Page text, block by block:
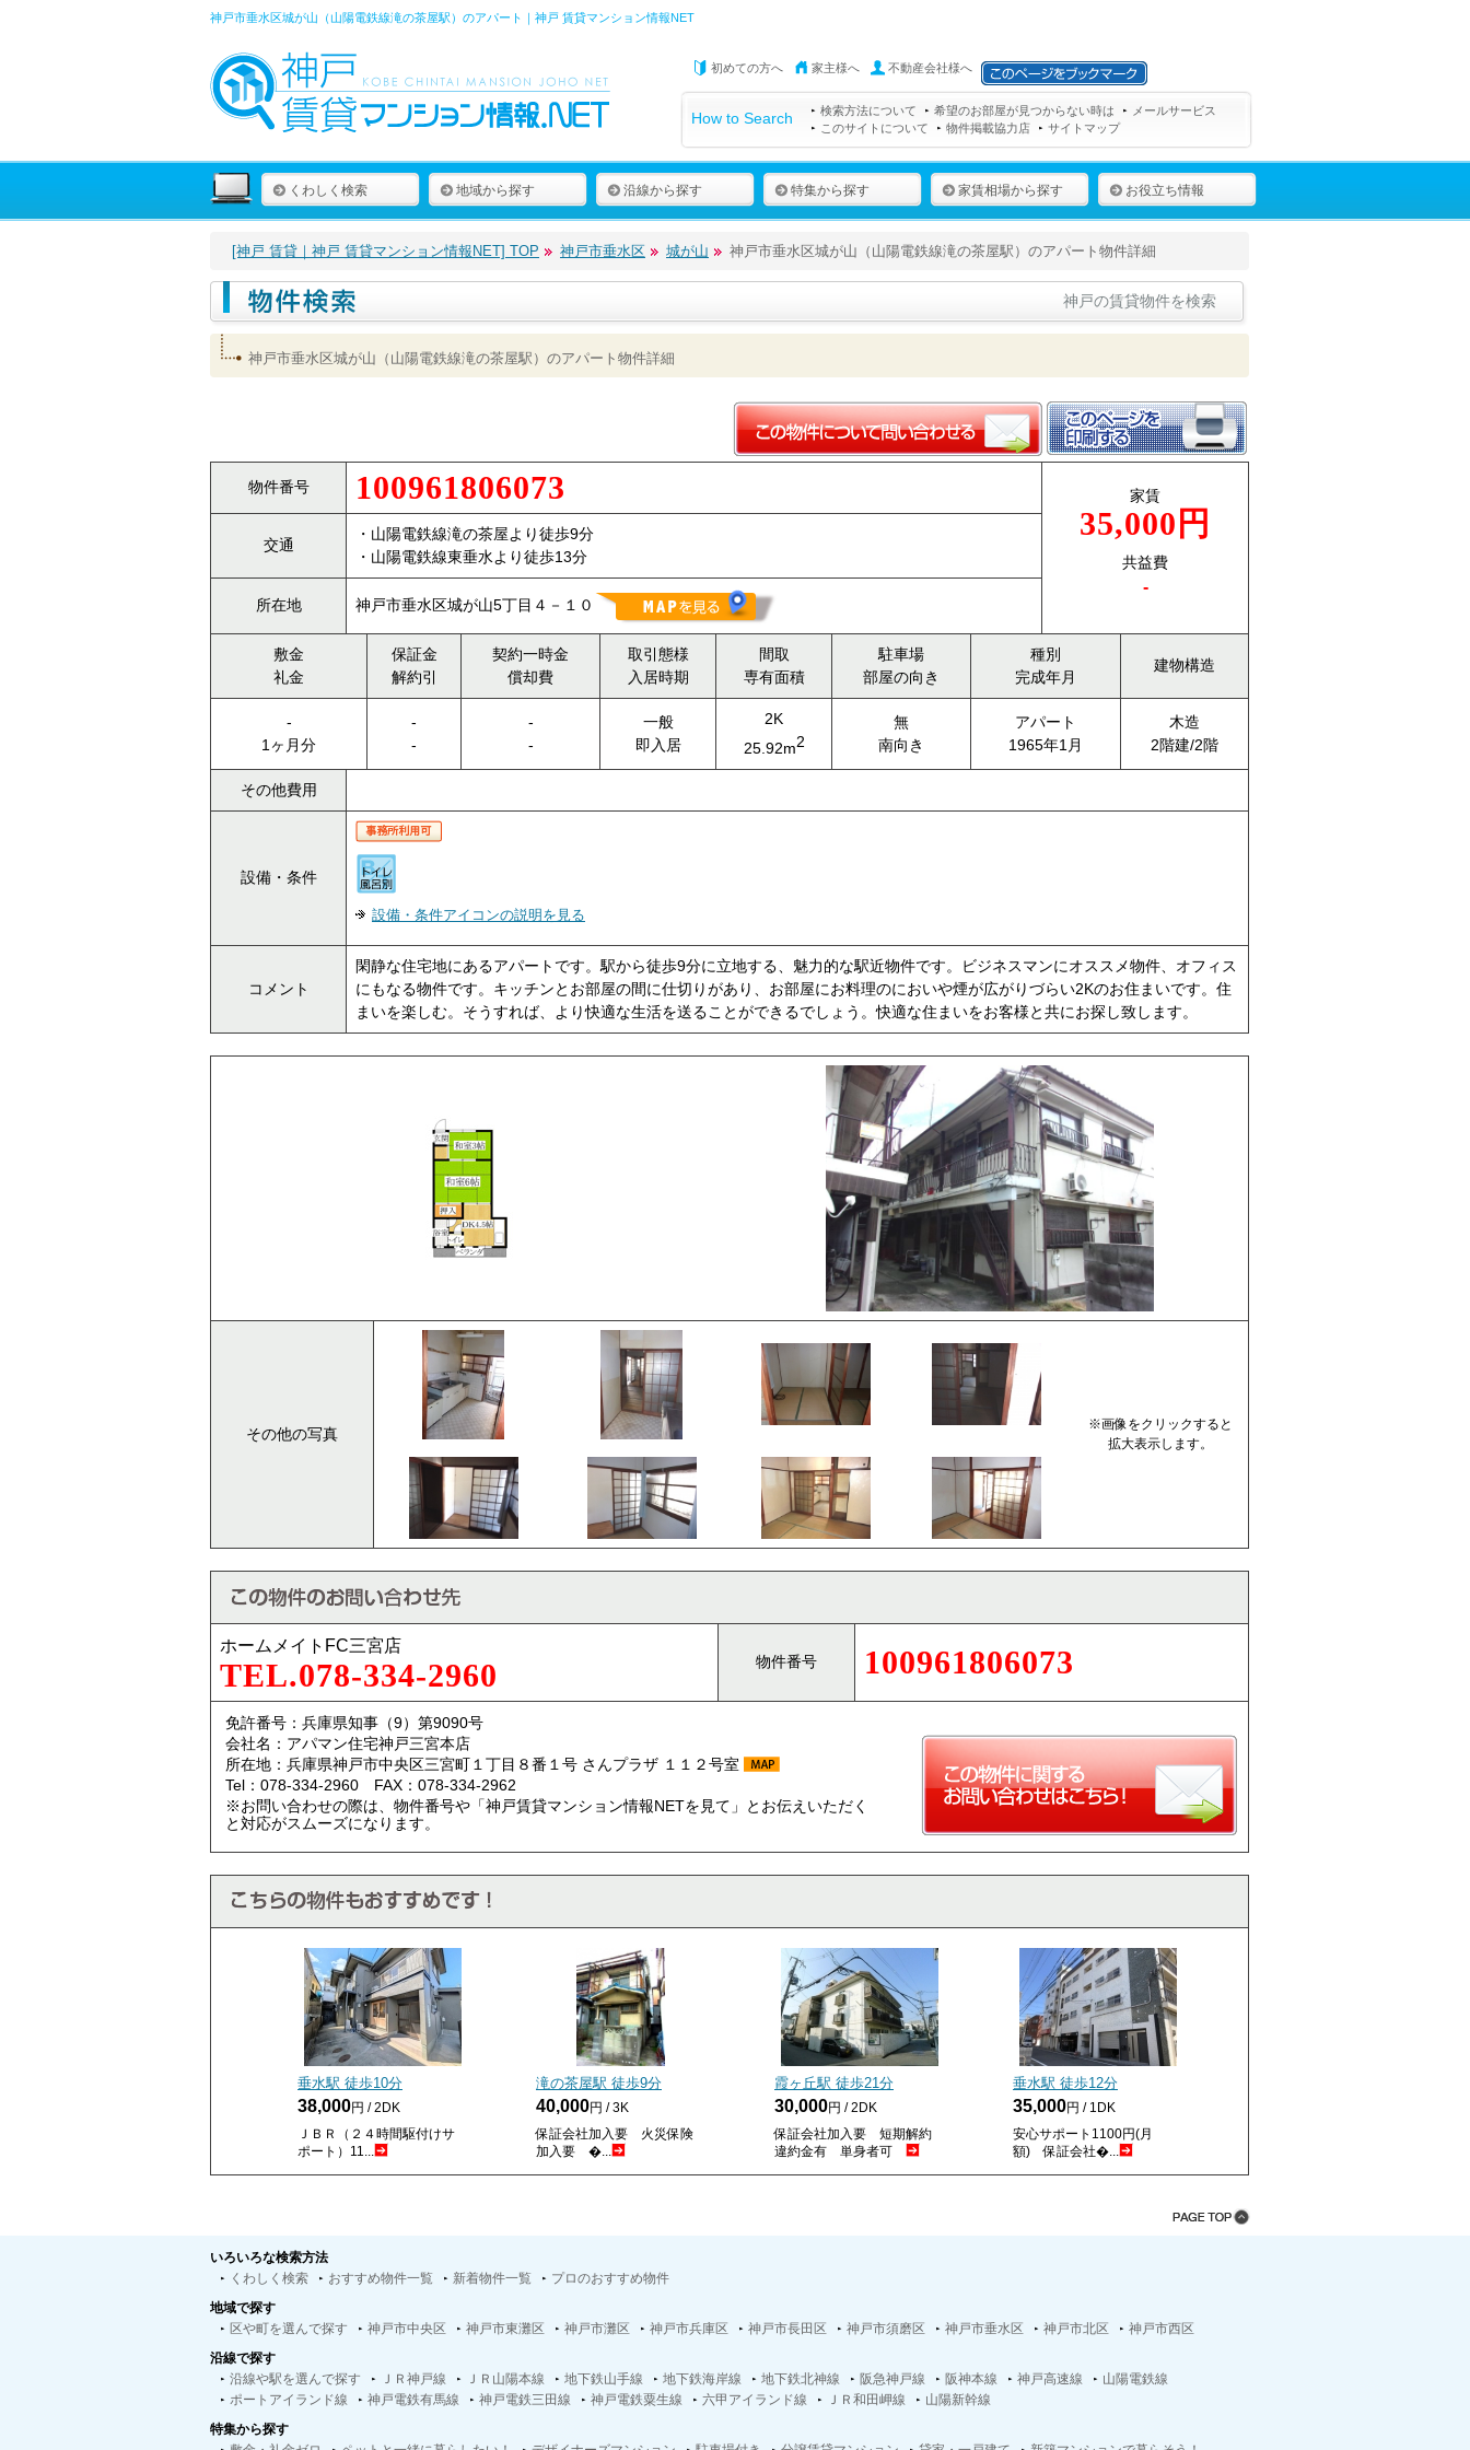
神戸市垂水区城が山（山陽電鉄線滝の茶屋駅）のアパート｜神戸 賃貸マンション情報NET
初めての方へ 家主様へ 不動産会社様へ
How to Search 検索方法について 希望のお部屋が見つからない時は
メールサービス
このサイトについて
物件掲載協力店 サイトマップ
くわしく検索 地域から探す 沿線から探す 特集から探す 家賃相場から探す お役立ち情報
[神戸 賃貸｜神戸 賃貸マンション情報NET] TOP 神戸市垂水区 城が山 神戸市垂水区城が山（山陽電鉄線滝の茶屋駅）のアパート物件詳細
神戸の賃貸物件を検索
神戸市垂水区城が山（山陽電鉄線滝の茶屋駅）のアパート物件詳細
物件番号 100961806073 家賃
35,000円
共益費
-
交通
・山陽電鉄線滝の茶屋より徒歩9分
・山陽電鉄線東垂水より徒歩13分
所在地 神戸市垂水区城が山5丁目４－１０
敷金
礼金
保証金
解約引
契約一時金
償却費
取引態様
入居時期
間取
専有面積
駐車場
部屋の向き
種別
完成年月
建物構造
-
1ヶ月分
-
-
-
-
一般
即入居
2K
25.92m2
無
南向き
アパート
1965年1月
木造
2階建/2階
その他費用
設備・条件
設備・条件アイコンの説明を見る
コメント
閑静な住宅地にあるアパートです。駅から徒歩9分に立地する、魅力的な駅近物件です。ビジネスマンにオススメ物件、オフィス
にもなる物件です。キッチンとお部屋の間に仕切りがあり、お部屋にお料理のにおいや煙が広がりづらい2Kのお住まいです。住
まいを楽しむ。そうすれば、より快適な生活を送ることができるでしょう。快適な住まいをお客様と共にお探し致します。
その他の写真
※画像をクリックすると
拡大表示します。
ホームメイトFC三宮店
TEL.078-334-2960 物件番号 100961806073
免許番号：兵庫県知事（9）第9090号
会社名：アパマン住宅神戸三宮本店
所在地：兵庫県神戸市中央区三宮町１丁目８番１号 さんプラザ １１２号室
Tel：078-334-2960 FAX：078-334-2962
※お問い合わせの際は、物件番号や「神戸賃貸マンション情報NETを見て」とお伝えいただく
と対応がスムーズになります。
垂水駅 徒歩10分
38,000円 / 2DK
ＪＢＲ（２４時間駆付けサ
ポート）11...
滝の茶屋駅 徒歩9分
40,000円 / 3K
保証会社加入要 火災保険
加入要 �...
霞ヶ丘駅 徒歩21分
30,000円 / 2DK
保証会社加入要 短期解約
違約金有 単身者可
垂水駅 徒歩12分
35,000円 / 1DK
安心サポート1100円(月
額) 保証会社�...
いろいろな検索方法
くわしく検索
おすすめ物件一覧 新着物件一覧
プロのおすすめ物件
地域で探す
区や町を選んで探す
神戸市中央区 神戸市東灘区 神戸市灘区 神戸市兵庫区 神戸市長田区 神戸市須磨区 神戸市垂水区 神戸市北区
神戸市西区
沿線で探す
沿線や駅を選んで探す
ＪＲ神戸線 ＪＲ山陽本線 地下鉄山手線 地下鉄海岸線 地下鉄北神線 阪急神戸線 阪神本線 神戸高速線
山陽電鉄線
ポートアイランド線
神戸電鉄有馬線 神戸電鉄三田線 神戸電鉄粟生線 六甲アイランド線 ＪＲ和田岬線
山陽新幹線
特集から探す